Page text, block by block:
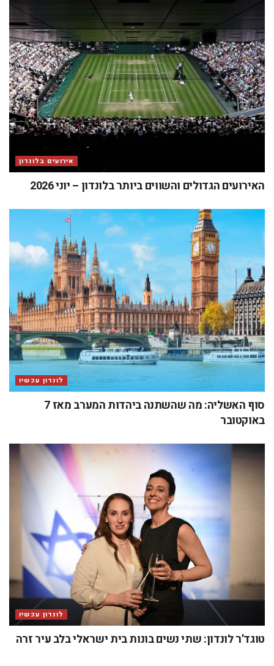
אירועים בלונדון
האירועים הגדולים והשווים ביותר בלונדון – יוני 2026
לונדון עכשיו
סוף האשליה: מה שהשתנה ביהדות המערב מאז 7
באוקטובר
לונדון עכשיו
טוגד’ר לונדון: שתי נשים בונות בית ישראלי בלב עיר זרה